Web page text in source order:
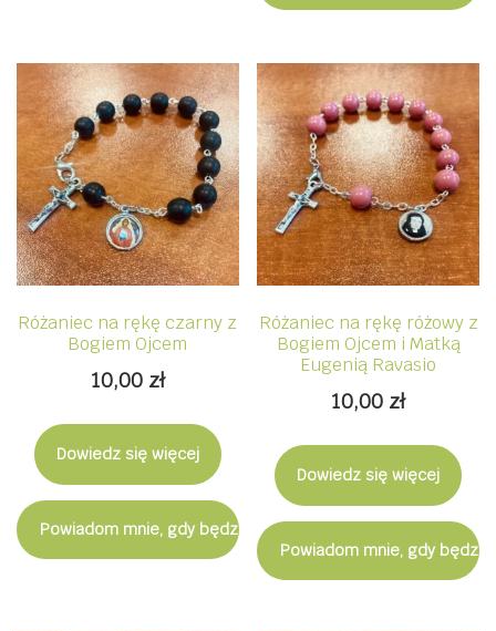
Różaniec na rękę czarny z
Bogiem Ojcem
10,00 zł
Dowiedz się więcej
Powiadom mnie, gdy będzie dostępny
Różaniec na rękę różowy z
Bogiem Ojcem i Matką
Eugenią Ravasio
10,00 zł
Dowiedz się więcej
Powiadom mnie, gdy